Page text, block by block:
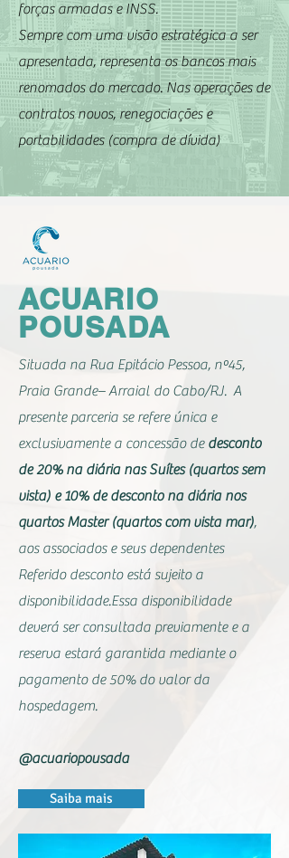
forças armadas e INSS.
Sempre com uma visão estratégica a ser
apresentada, representa os bancos mais
renomados do mercado. Nas operações de
contratos novos, renegociações e
portabilidades (compra de dívida)
ACUARIO
POUSADA
Situada na Rua Epitácio Pessoa, nº45,
Praia Grande– Arraial do Cabo/RJ. A
presente parceria se refere única e
exclusivamente a concessão de desconto
de 20% na diária nas Suítes (quartos sem
vista) e 10% de desconto na diária nos
quartos Master (quartos com vista mar),
aos associados e seus dependentes
Referido desconto está sujeito a
disponibilidade.Essa disponibilidade
deverá ser consultada previamente e a
reserva estará garantida mediante o
pagamento de 50% do valor da
hospedagem.
@acuariopousada
Saiba mais